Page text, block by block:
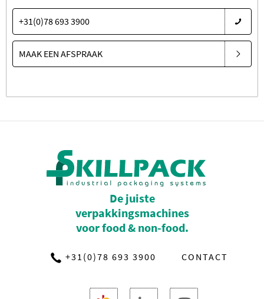
+31(0)78 693 3900
MAAK EEN AFSPRAAK
De juiste
verpakkingsmachines
voor food & non-food.
+31(0)78 693 3900 CONTACT